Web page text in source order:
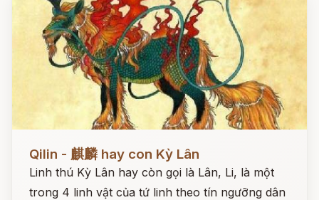
Qilin - 麒麟 hay con Kỳ Lân
Linh thú Kỳ Lân hay còn gọi là Lân, Li, là một
trong 4 linh vật của tứ linh theo tín ngưỡng dân